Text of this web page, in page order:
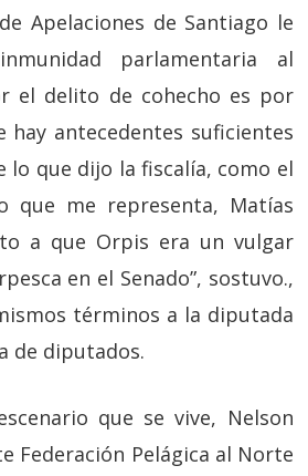
Apelaciones de Santiago le
parlamentaria al
el delito de cohecho es por
hay antecedentes suficientes
lo que dijo la fiscalía, como el
que me representa, Matías
a que Orpis era un vulgar
en el Senado”, sostuvo.,
términos a la diputada
de diputados.
que se vive, Nelson
Federación Pelágica al Norte